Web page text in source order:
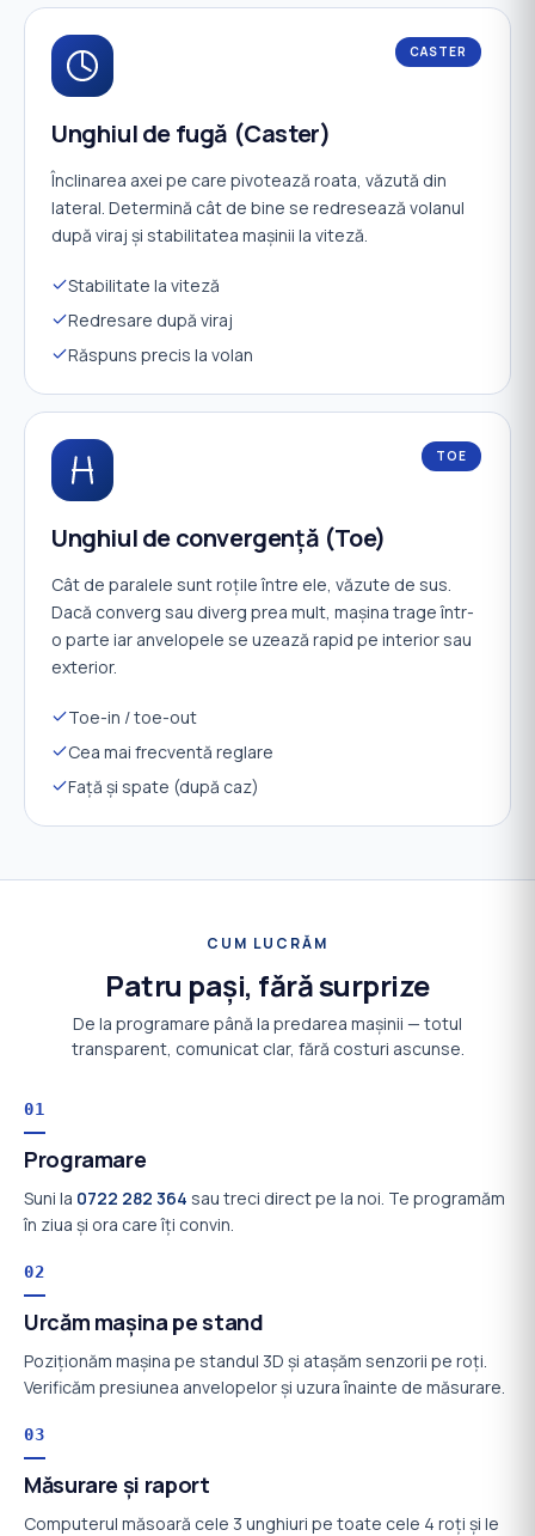
CASTER
Unghiul de fugă (Caster)
Înclinarea axei pe care pivotează roata, văzută din
lateral. Determină cât de bine se redresează volanul
după viraj și stabilitatea mașinii la viteză.
Stabilitate la viteză
Redresare după viraj
Răspuns precis la volan
TOE
Unghiul de convergență (Toe)
Cât de paralele sunt roțile între ele, văzute de sus.
Dacă converg sau diverg prea mult, mașina trage într-
o parte iar anvelopele se uzează rapid pe interior sau
exterior.
Toe-in / toe-out
Cea mai frecventă reglare
Față și spate (după caz)
CUM LUCRĂM
Patru pași, fără surprize
De la programare până la predarea mașinii — totul
transparent, comunicat clar, fără costuri ascunse.
01
Programare
Suni la 0722 282 364 sau treci direct pe la noi. Te programăm
în ziua și ora care îți convin.
02
Urcăm mașina pe stand
Poziționăm mașina pe standul 3D și atașăm senzorii pe roți.
Verificăm presiunea anvelopelor și uzura înainte de măsurare.
03
Măsurare și raport
Computerul măsoară cele 3 unghiuri pe toate cele 4 roți și le